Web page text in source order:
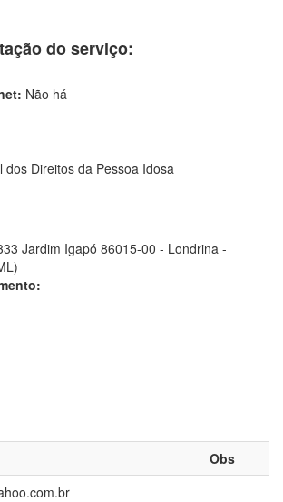
do serviço:
Não há
dos Direitos da Pessoa Idosa
Jardim Igapó 86015-00 - Londrina -
Obs